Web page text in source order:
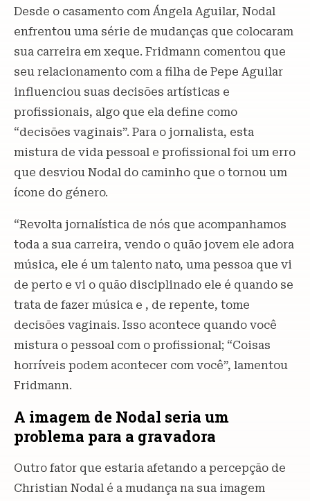
Desde o casamento com Ángela Aguilar, Nodal
enfrentou uma série de mudanças que colocaram
sua carreira em xeque. Fridmann comentou que
seu relacionamento com a filha de Pepe Aguilar
influenciou suas decisões artísticas e
profissionais, algo que ela define como
“decisões vaginais”. Para o jornalista, esta
mistura de vida pessoal e profissional foi um erro
que desviou Nodal do caminho que o tornou um
ícone do género.
“Revolta jornalística de nós que acompanhamos
toda a sua carreira, vendo o quão jovem ele adora
música, ele é um talento nato, uma pessoa que vi
de perto e vi o quão disciplinado ele é quando se
trata de fazer música e , de repente, tome
decisões vaginais. Isso acontece quando você
mistura o pessoal com o profissional; “Coisas
horríveis podem acontecer com você”, lamentou
Fridmann.
A imagem de Nodal seria um
problema para a gravadora
Outro fator que estaria afetando a percepção de
Christian Nodal é a mudança na sua imagem